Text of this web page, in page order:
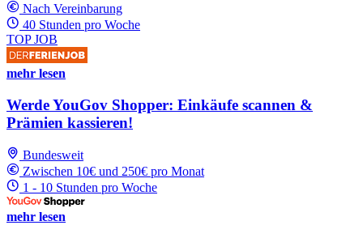
Nach Vereinbarung
40 Stunden pro Woche
TOP JOB
mehr lesen
Werde YouGov Shopper: Einkäufe scannen &
Prämien kassieren!
Bundesweit
Zwischen 10€ und 250€ pro Monat
1 - 10 Stunden pro Woche
mehr lesen